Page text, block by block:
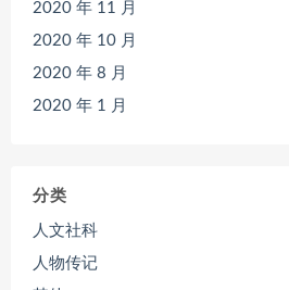
2020 年 11 月
2020 年 10 月
2020 年 8 月
2020 年 1 月
分类
人文社科
人物传记